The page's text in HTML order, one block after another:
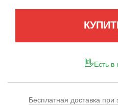
Есть в
Бесплатная доставка